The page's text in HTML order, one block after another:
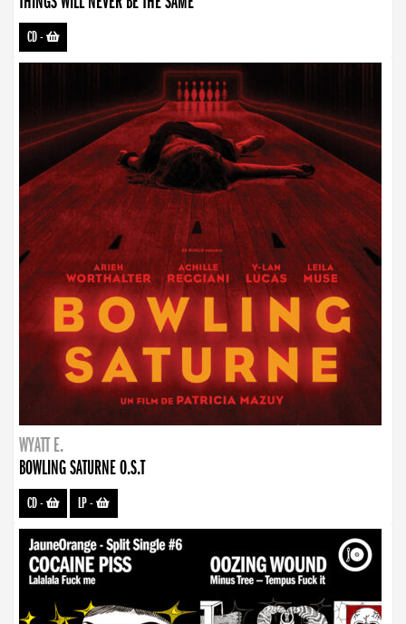
CD-
WYATT E.
BOWLING SATURNE O.S.T
CD- LP-